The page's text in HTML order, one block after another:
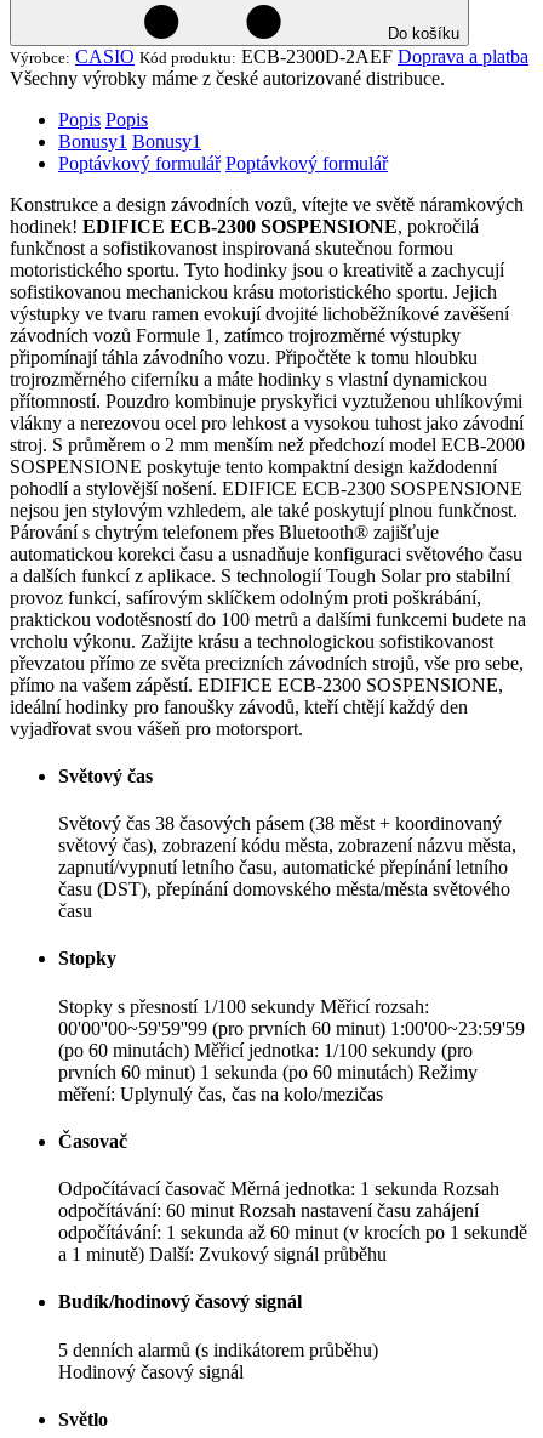
Do košíku
Výrobce: CASIO Kód produktu: ECB-2300D-2AEF Doprava a platba
Všechny výrobky máme z české autorizované distribuce.
Popis Popis
Bonusy1 Bonusy1
Poptávkový formulář Poptávkový formulář
Konstrukce a design závodních vozů, vítejte ve světě náramkových
hodinek! EDIFICE ECB-2300 SOSPENSIONE, pokročilá
funkčnost a sofistikovanost inspirovaná skutečnou formou
motoristického sportu. Tyto hodinky jsou o kreativitě a zachycují
sofistikovanou mechanickou krásu motoristického sportu. Jejich
výstupky ve tvaru ramen evokují dvojité lichoběžníkové zavěšení
závodních vozů Formule 1, zatímco trojrozměrné výstupky
připomínají táhla závodního vozu. Připočtěte k tomu hloubku
trojrozměrného ciferníku a máte hodinky s vlastní dynamickou
přítomností. Pouzdro kombinuje pryskyřici vyztuženou uhlíkovými
vlákny a nerezovou ocel pro lehkost a vysokou tuhost jako závodní
stroj. S průměrem o 2 mm menším než předchozí model ECB-2000
SOSPENSIONE poskytuje tento kompaktní design každodenní
pohodlí a stylovější nošení. EDIFICE ECB-2300 SOSPENSIONE
nejsou jen stylovým vzhledem, ale také poskytují plnou funkčnost.
Párování s chytrým telefonem přes Bluetooth® zajišťuje
automatickou korekci času a usnadňuje konfiguraci světového času
a dalších funkcí z aplikace. S technologií Tough Solar pro stabilní
provoz funkcí, safírovým sklíčkem odolným proti poškrábání,
praktickou vodotěsností do 100 metrů a dalšími funkcemi budete na
vrcholu výkonu. Zažijte krásu a technologickou sofistikovanost
převzatou přímo ze světa precizních závodních strojů, vše pro sebe,
přímo na vašem zápěstí. EDIFICE ECB-2300 SOSPENSIONE,
ideální hodinky pro fanoušky závodů, kteří chtějí každý den
vyjadřovat svou vášeň pro motorsport.
Světový čas
Světový čas 38 časových pásem (38 měst + koordinovaný
světový čas), zobrazení kódu města, zobrazení názvu města,
zapnutí/vypnutí letního času, automatické přepínání letního
času (DST), přepínání domovského města/města světového
času
Stopky
Stopky s přesností 1/100 sekundy Měřicí rozsah:
00'00''00~59'59''99 (pro prvních 60 minut) 1:00'00~23:59'59
(po 60 minutách) Měřicí jednotka: 1/100 sekundy (pro
prvních 60 minut) 1 sekunda (po 60 minutách) Režimy
měření: Uplynulý čas, čas na kolo/mezičas
Časovač
Odpočítávací časovač Měrná jednotka: 1 sekunda Rozsah
odpočítávání: 60 minut Rozsah nastavení času zahájení
odpočítávání: 1 sekunda až 60 minut (v krocích po 1 sekundě
a 1 minutě) Další: Zvukový signál průběhu
Budík/hodinový časový signál
5 denních alarmů (s indikátorem průběhu)
Hodinový časový signál
Světlo